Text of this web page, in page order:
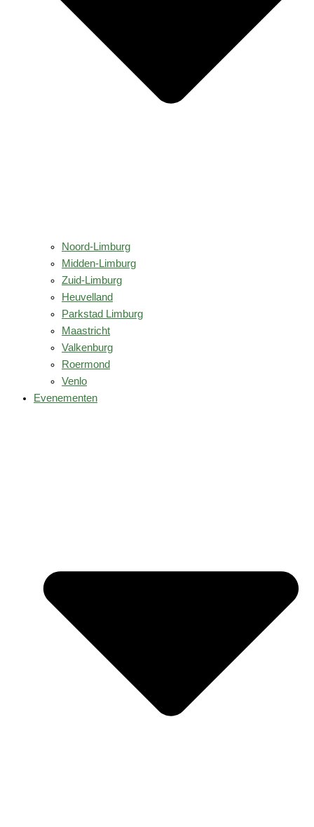
Noord-Limburg
Midden-Limburg
Zuid-Limburg
Heuvelland
Parkstad Limburg
Maastricht
Valkenburg
Roermond
Venlo
Evenementen